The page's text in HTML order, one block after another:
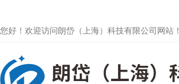
您好！欢迎访问朗岱（上海）科技有限公司网站！